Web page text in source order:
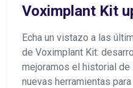
Voximplant Kit
Echa un vistazo a las
de Voximplant Kit:
mejoramos el historial de
nuevas herramientas